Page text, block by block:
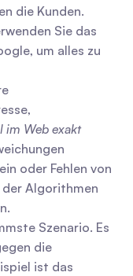
die Kunden.
Sie das
um alles zu
im Web exakt
oder Fehlen von
der Algorithmen
Szenario. Es
die
ist das